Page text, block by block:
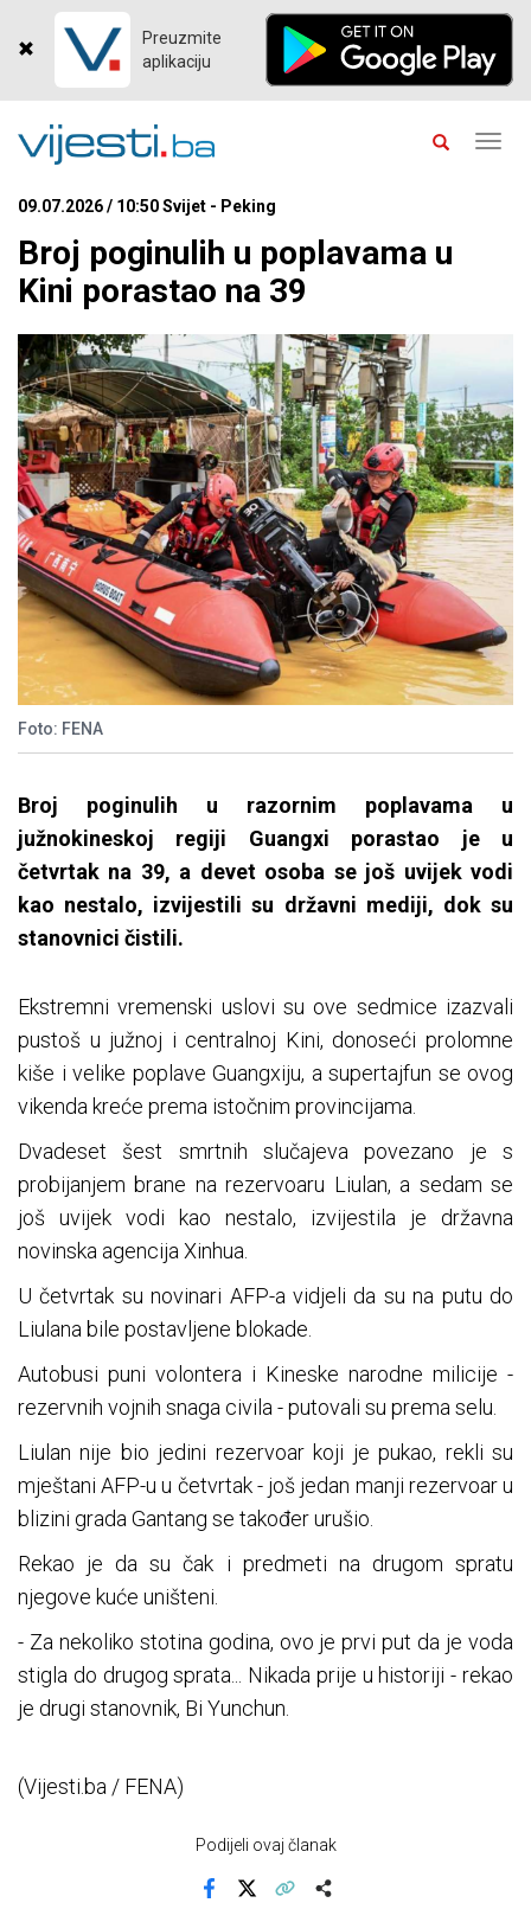
Preuzmite
aplikaciju
09.07.2026 / 10:50 Svijet - Peking
Broj poginulih u poplavama u
Kini porastao na 39
Foto: FENA
Broj poginulih u razornim poplavama u
južnokineskoj regiji Guangxi porastao je u
četvrtak na 39, a devet osoba se još uvijek vodi
kao nestalo, izvijestili su državni mediji, dok su
stanovnici čistili.
Ekstremni vremenski uslovi su ove sedmice izazvali
pustoš u južnoj i centralnoj Kini, donoseći prolomne
kiše i velike poplave Guangxiju, a supertajfun se ovog
vikenda kreće prema istočnim provincijama.
Dvadeset šest smrtnih slučajeva povezano je s
probijanjem brane na rezervoaru Liulan, a sedam se
još uvijek vodi kao nestalo, izvijestila je državna
novinska agencija Xinhua.
U četvrtak su novinari AFP-a vidjeli da su na putu do
Liulana bile postavljene blokade.
Autobusi puni volontera i Kineske narodne milicije -
rezervnih vojnih snaga civila - putovali su prema selu.
Liulan nije bio jedini rezervoar koji je pukao, rekli su
mještani AFP-u u četvrtak - još jedan manji rezervoar u
blizini grada Gantang se također urušio.
Rekao je da su čak i predmeti na drugom spratu
njegove kuće uništeni.
- Za nekoliko stotina godina, ovo je prvi put da je voda
stigla do drugog sprata... Nikada prije u historiji - rekao
je drugi stanovnik, Bi Yunchun.
(Vijesti.ba / FENA)
Podijeli ovaj članak